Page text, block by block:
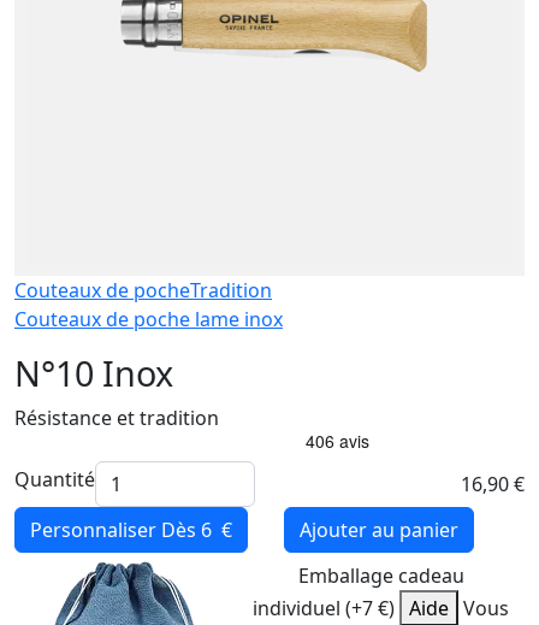
Couteaux de pocheTradition
Couteaux de poche lame inox
N°10 Inox
Résistance et tradition
Quantité
16,90 €
Personnaliser Dès 6 €
Ajouter au panier
Emballage cadeau
individuel (+7 €) Aide Vous